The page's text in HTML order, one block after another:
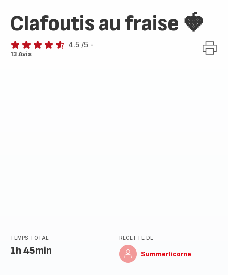
Clafoutis au fraise 🍓
ratings.4.5
4.5 /5 -
13 Avis
TEMPS TOTAL
1h 45min
RECETTE DE
Summerlicorne